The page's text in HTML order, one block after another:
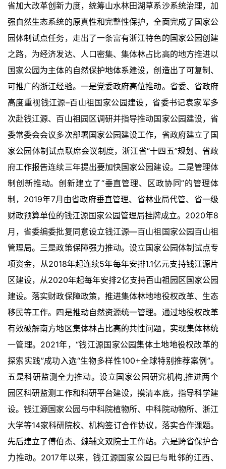
首
页
坛
快
讯
法
征
稿
术
研
究
省加大改革创新力度，统筹山水林田湖草系沙系统治理，加
强自然生态系统的原真性和完整性保护，全面完成了国家公
园体制试点任务，走出了一条富有浙江特色的国家公园创建
之路，为经济发达、人口密集、集体林占比高的地方推进以
国家公园为主体的自然保护地体系建设，创造出了可复制、
可推广的浙江经验。一是党委政府高位推动。省委、省政府
高度重视钱江源–百山祖国家公园建设，省委书记袁家军多
次赴钱江源、百山祖园区调研并指导推动国家公园建设，省
委常委会会议多次部署国家公园建设工作，省政府建立了国
家公园体制试点联席会议制度，浙江省“十四五”规划、省政
府工作报告连续三年提出要加快国家公园建设。二是管理体
制创新推动。创新建立了“垂直管理、区政协同”的管理体
制，2019年7月由省政府垂直管理、省林业局代管、省一级
财政预算单位的钱江源国家公园管理局挂牌成立。2020年8
月，省委编委批复同意设立钱江源—百山祖国家公园百山祖
管理局。三是政策保障强力推动。设立国家公园体制试点专
项资金，从2018年起连续5年每年安排1.1亿元支持钱江源片
区建设，从2020年起每年安排2亿支持百山祖园区国家公园
建设。落实财政保障政策，推进集体林地地役权改革、生态
移民等工作。四是推动自然资源统一管理。通过地役权改革
有效破解南方地区集体林占比高的共性问题，实现集体林统
一管理。2021年，“钱江源国家公园集体土地地役权改革的
探索实践”成功入选“生物多样性100+全球特别推荐案例”。
五是科研监测全力推动。设立国家公园研究机构,推进两个
园区科研监测工作和科研平台建设，摸清本底，指导科学建
设。钱江源国家公园与中科院植物所、中科院动物所、浙江
大学等14家科研院校、机构签订合作协议，落实合作课题。
先后建立了傅伯杰、魏辅文双院士工作站。六是跨省保护合
力推动。2017年以来，钱江源国家公园已与毗邻的江西、